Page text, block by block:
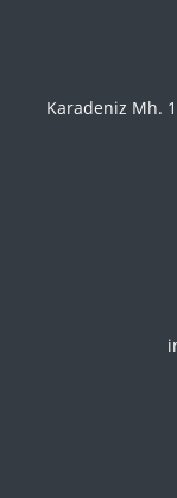
Karadeniz Mh.